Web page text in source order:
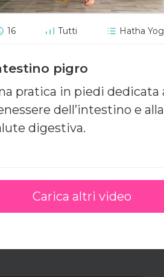
16 Tutti Hatha
pigro
pratica in piedi dedicata
dell’intestino e alla
digestiva.
Carica altri video